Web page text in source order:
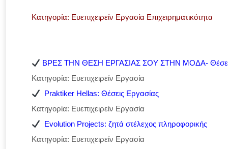
Κατηγορία: Ευεπιχειρείν Εργασία Επιχειρηματικότητα
ΒΡΕΣ ΤΗΝ ΘΕΣΗ ΕΡΓΑΣΙΑΣ ΣΟΥ ΣΤΗΝ ΜΟΔΑ- Θέσεις
Κατηγορία: Ευεπιχειρείν Εργασία
Praktiker Hellas: Θέσεις Εργασίας
Κατηγορία: Ευεπιχειρείν Εργασία
Evolution Projects: ζητά στέλεχος πληροφορικής
Κατηγορία: Ευεπιχειρείν Εργασία